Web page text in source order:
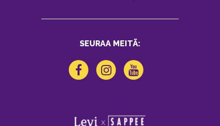
SEURAA MEITÄ: